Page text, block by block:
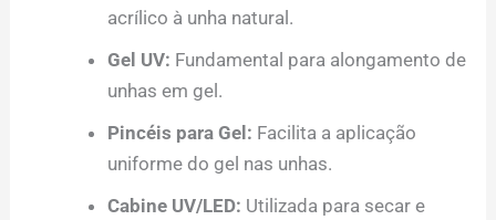
acrílico à unha natural.
Gel UV: Fundamental para alongamento de
unhas em gel.
Pincéis para Gel: Facilita a aplicação
uniforme do gel nas unhas.
Cabine UV/LED: Utilizada para secar e